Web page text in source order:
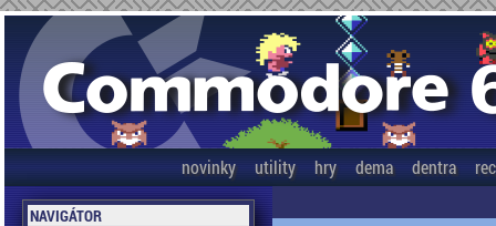
novinky utility hry dema dentra
NAVIGÁTOR